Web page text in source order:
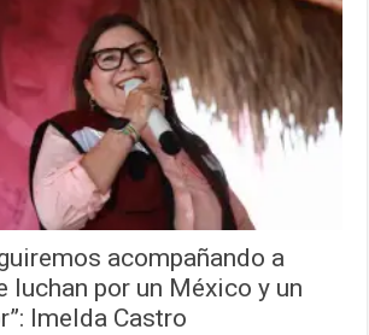
acompañando a
luchan por un México y un
Imelda Castro